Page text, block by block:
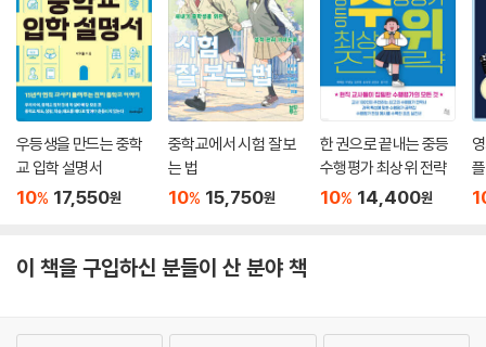
우등생을 만드는 중학
교 입학 설명서
10% 17,550원
중학교에서 시험 잘 보
는 법
10% 15,750원
한 권으로 끝내는 중등
수행평가 최상위 전략
10% 14,400원
이 책을 구입하신 분들이 산 분야 책